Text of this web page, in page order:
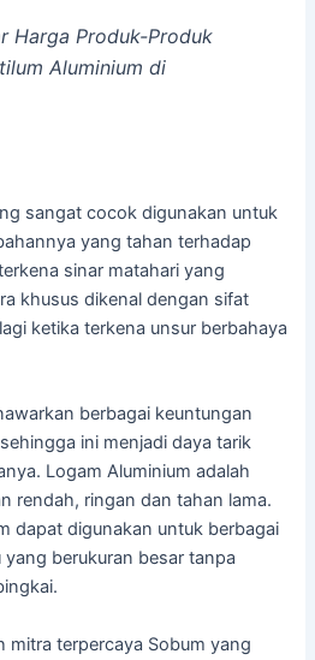
Harga Produk-Produk
Aluminium di
sangat cocok digunakan untuk
yang tahan terhadap
sinar matahari yang
khusus dikenal dengan sifat
ketika terkena unsur berbahaya
berbagai keuntungan
ini menjadi daya tarik
Logam Aluminium adalah
rendah, ringan dan tahan lama.
dapat digunakan untuk berbagai
berukuran besar tanpa
mitra terpercaya Sobum yang